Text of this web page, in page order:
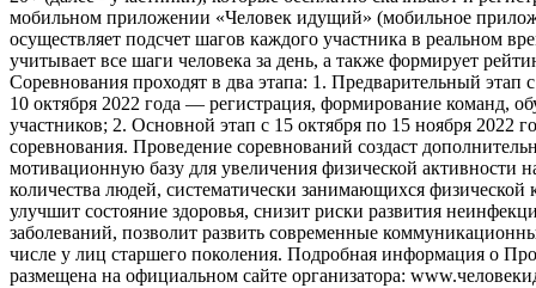
мобильном приложении «Человек идущий» (мобильное
осуществляет подсчет шагов каждого участника в реальном
учитывает все шаги человека за день, а также формирует
Соревнования проходят в два этапа: 1. Предварительный этап
10 октября 2022 года — регистрация, формирование команд,
участников; 2. Основной этап с 15 октября по 15 ноября 2022
соревнования. Проведение соревнований создаст
мотивационную базу для увеличения физической активности
количества людей, систематически занимающихся физической
улучшит состояние здоровья, снизит риски развития
заболеваний, позволит развить современные
числе у лиц старшего поколения. Подробная информация о
размещена на официальном сайте организатора: